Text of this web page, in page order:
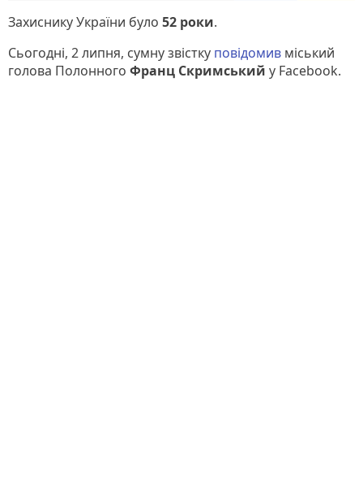
Захиснику України було 52 роки.
Сьогодні, 2 липня, сумну звістку повідомив міський
голова Полонного Франц Скримський у Facebook.